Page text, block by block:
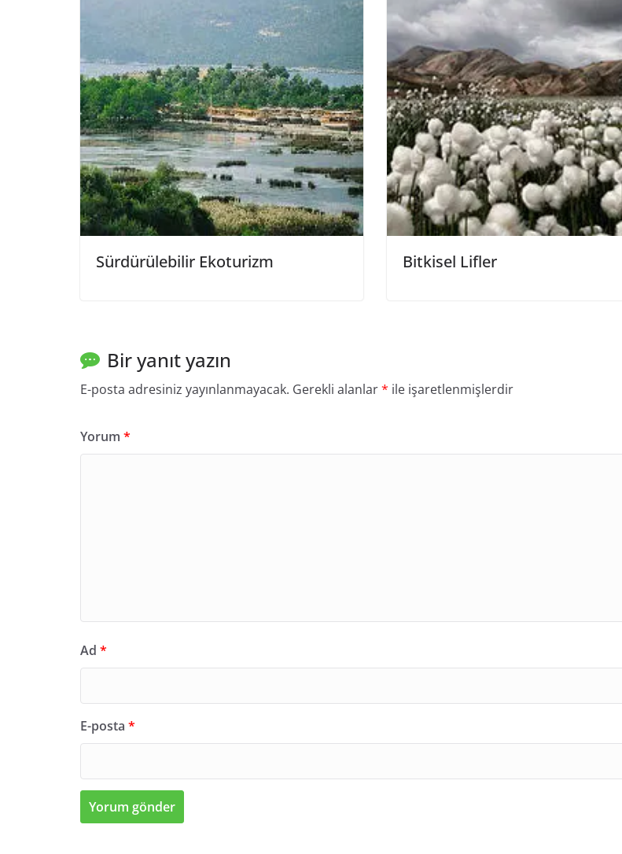
Sürdürülebilir Ekoturizm Bitkisel Lifler
Bir yanıt yazın
E-posta adresiniz yayınlanmayacak. Gerekli alanlar* ile işaretlenmişlerdir
Yorum *
Ad *
E-posta *